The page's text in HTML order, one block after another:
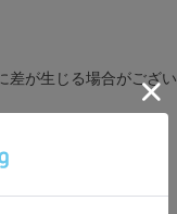
差が生じる場合がござい
場合がございます。
ークに従ってくださ